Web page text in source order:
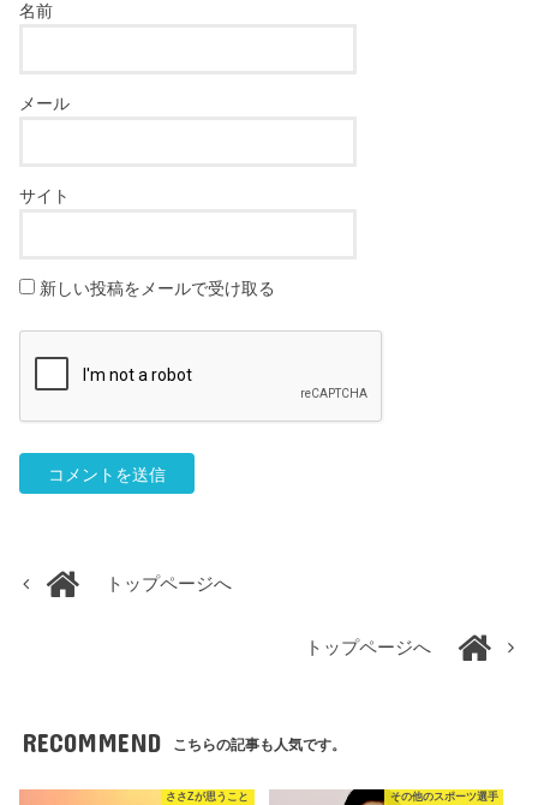
名前
メール
サイト
新しい投稿をメールで受け取る
トップページへ
トップページへ
RECOMMEND こちらの記事も人気です。
ささZが思うこと その他のスポーツ選手